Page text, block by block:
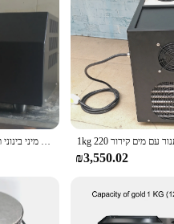
מיני בינוני תדר זהב התכה אינדוקציה furnacer כסף להתכת Ovan תכשיטי כלים ליהוק ציוד 220V מים קירור
₪3,550.02